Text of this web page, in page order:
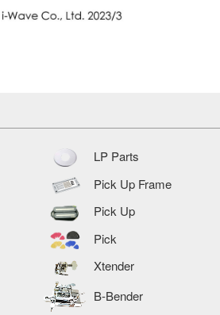
LP Parts
Pick Up Frame
Pick Up
Pick
Xtender
B-Bender